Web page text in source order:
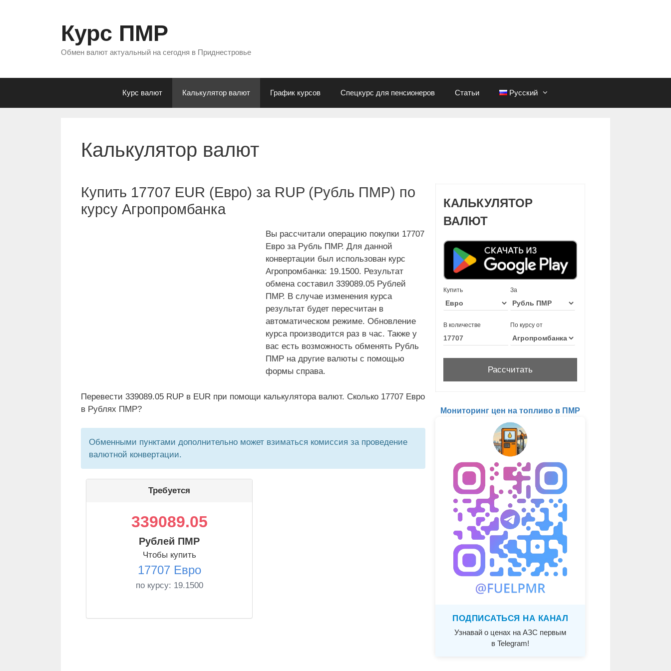
Курс ПМР
Обмен валют актуальный на сегодня в Приднестровье
Курс валют Калькулятор валют График курсов Спецкурс для пенсионеров Статьи Русский
Калькулятор валют
Купить 17707 EUR (Евро) за RUP (Рубль ПМР) по
курсу Агропромбанка
Вы рассчитали операцию покупки 17707
Евро за Рубль ПМР. Для данной
конвертации был использован курс
Агропромбанка: 19.1500. Результат
обмена составил 339089.05 Рублей
ПМР. В случае изменения курса
результат будет пересчитан в
автоматическом режиме. Обновление
курса производится раз в час. Также у
вас есть возможность обменять Рубль
ПМР на другие валюты с помощью
формы справа.
Перевести 339089.05 RUP в EUR при помощи калькулятора валют. Сколько 17707 Евро
в Рублях ПМР?
Обменными пунктами дополнительно может взиматься комиссия за проведение
валютной конвертации.
Требуется
339089.05
Рублей ПМР
Чтобы купить
17707 Евро
по курсу: 19.1500
КАЛЬКУЛЯТОР
ВАЛЮТ
Купить За
В количестве По курсу от
Мониторинг цен на топливо в ПМР
ПОДПИСАТЬСЯ НА КАНАЛ
Узнавай о ценах на АЗС первым
в Telegram!